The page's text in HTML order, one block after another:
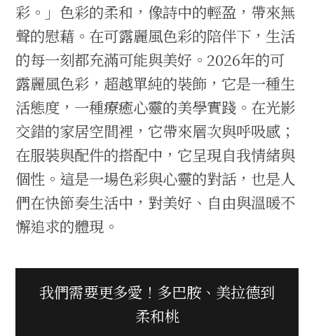
彩。」色彩的柔和，像詩中的輕盈，帶來無
聲的慰藉。在可露麗風色彩的陪伴下，生活
的每一刻都充滿可能與美好。2026年的可
露麗風色彩，超越單純的裝飾，它是一種生
活態度，一種療癒心靈的美學實踐。在光影
交錯的家居空間裡，它帶來層次與呼吸感；
在服裝與配件的搭配中，它呈現自我情緒與
個性。這是一場色彩與心靈的對話，也是人
們在快節奏生活中，對美好、自由與溫暖不
懈追求的體現。
我們需要更多愛！多巴胺、美拉德到
柔和桃